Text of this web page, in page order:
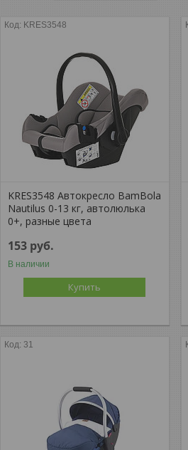
KRES3548
KRES3548 Автокресло BamBola
Nautilus 0-13 кг, автолюлька
0+, разные цвета
153 руб.
В наличии
Купить
31